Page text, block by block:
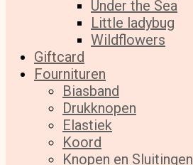
Under the Sea
Little ladybug
Wildflowers
Giftcard
Fournituren
Biasband
Drukknopen
Elastiek
Koord
Knopen en Sluitingen